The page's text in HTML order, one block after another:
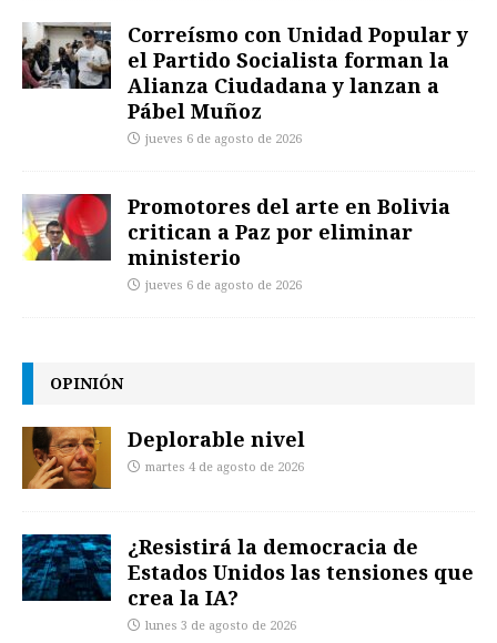
Correísmo con Unidad Popular y
el Partido Socialista forman la
Alianza Ciudadana y lanzan a
Pábel Muñoz
jueves 6 de agosto de 2026
Promotores del arte en Bolivia
critican a Paz por eliminar
ministerio
jueves 6 de agosto de 2026
OPINIÓN
Deplorable nivel
martes 4 de agosto de 2026
¿Resistirá la democracia de
Estados Unidos las tensiones que
crea la IA?
lunes 3 de agosto de 2026